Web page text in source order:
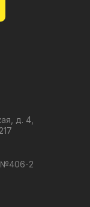
№406-2
д. 4,